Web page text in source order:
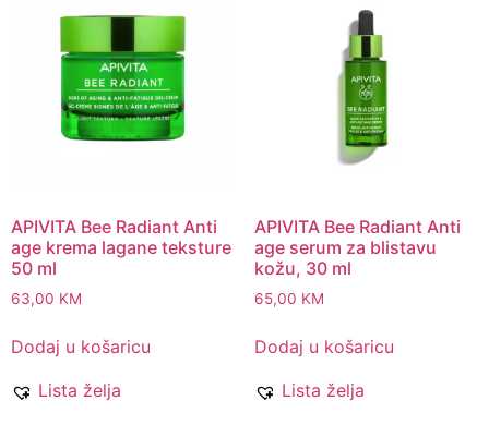
APIVITA Bee Radiant Anti
age krema lagane teksture
50 ml
63,00 KM
Dodaj u košaricu
Lista želja
APIVITA Bee Radiant Anti
age serum za blistavu
kožu, 30 ml
65,00 KM
Dodaj u košaricu
Lista želja